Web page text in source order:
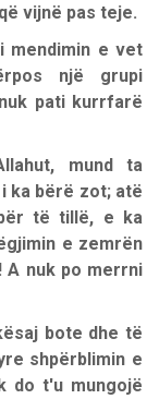
vijnë pas teje.
mendimin e vet
një grupi
pati kurrfarë
mund ta
ka bërë zot; atë
të tillë, e ka
e zemrën
A nuk po merrni
bote dhe të
shpërblimin e
do t'u mungojë